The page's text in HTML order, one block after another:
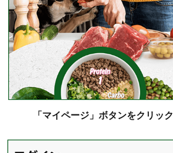
「マイページ」ボタンをクリック